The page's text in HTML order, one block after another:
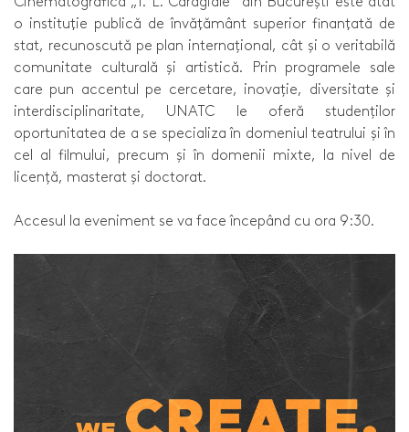
o instituţie publică de învăţământ superior finanţată de
stat, recunoscută pe plan internațional, cât și o veritabilă
comunitate culturală și artistică. Prin programele sale
care pun accentul pe cercetare, inovație, diversitate și
interdisciplinaritate, UNATC le oferă studenților
oportunitatea de a se specializa în domeniul teatrului și în
cel al filmului, precum și în domenii mixte, la nivel de
licență, masterat și doctorat.
Accesul la eveniment se va face începând cu ora 9:30.